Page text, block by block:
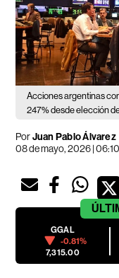
Acciones argentinas
247% desde elección
PorJuan Pablo Álvarez
08 de mayo, 2026 |
GGAL
-0.81%
7,315.00